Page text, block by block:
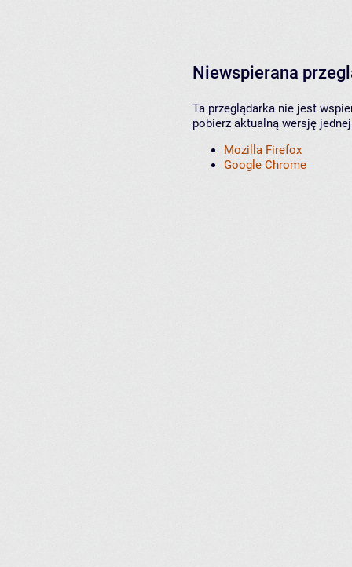
Niewspierana
Ta przeglądarka nie jest
pobierz aktualną wersję
Mozilla Firefox
Google Chrome